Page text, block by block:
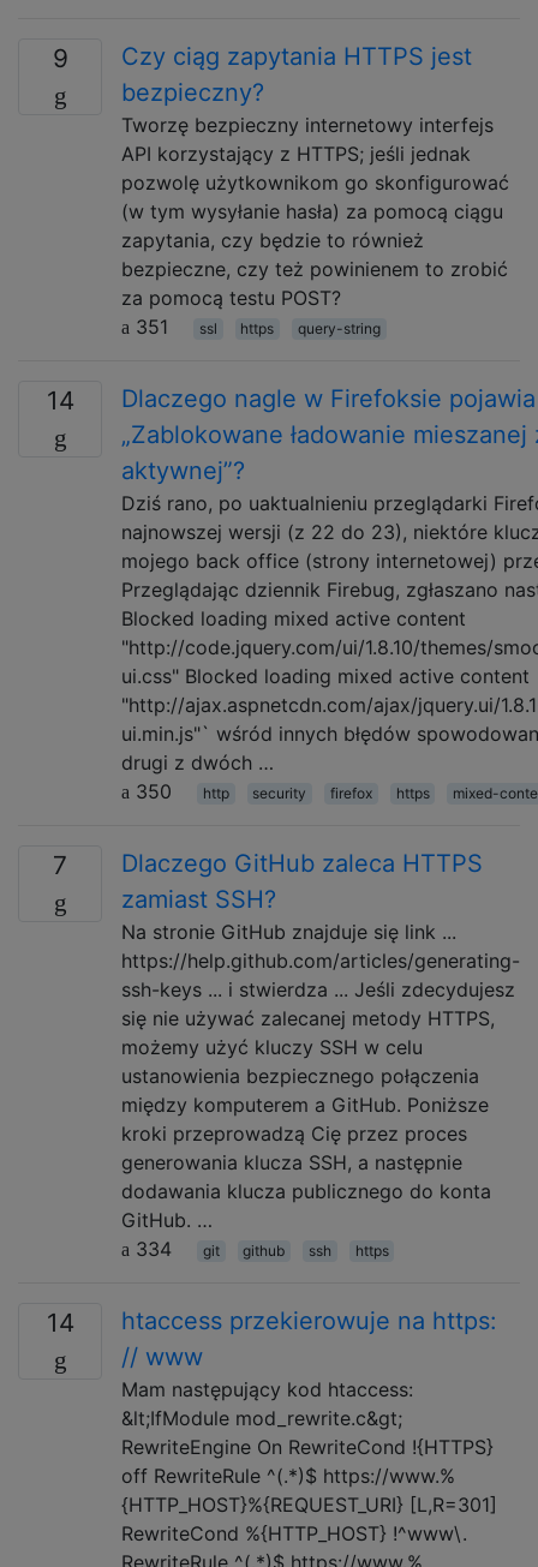
9
Czy ciąg zapytania HTTPS jest
bezpieczny?
Tworzę bezpieczny internetowy interfejs
API korzystający z HTTPS; jeśli jednak
pozwolę użytkownikom go skonfigurować
(w tym wysyłanie hasła) za pomocą ciągu
zapytania, czy będzie to również
bezpieczne, czy też powinienem to zrobić
za pomocą testu POST?
351
ssl https query-string
14
Dlaczego nagle w Firefoksie
„Zablokowane ładowanie
aktywnej”?
Dziś rano, po uaktualnieniu przeglądarki
najnowszej wersji (z 22 do 23), niektóre
mojego back office (strony internetowej)
Przeglądając dziennik Firebug, zgłaszano
Blocked loading mixed active content
"http://code.jquery.com/ui/1.8.10/themes/
ui.css" Blocked loading mixed active content
"http://ajax.aspnetcdn.com/ajax/jquery.ui/
ui.min.js"` wśród innych błędów
drugi z dwóch …
350
http security firefox https mixed-
7
Dlaczego GitHub zaleca HTTPS
zamiast SSH?
Na stronie GitHub znajduje się link ...
https://help.github.com/articles/generating-
ssh-keys ... i stwierdza ... Jeśli zdecydujesz
się nie używać zalecanej metody HTTPS,
możemy użyć kluczy SSH w celu
ustanowienia bezpiecznego połączenia
między komputerem a GitHub. Poniższe
kroki przeprowadzą Cię przez proces
generowania klucza SSH, a następnie
dodawania klucza publicznego do konta
GitHub. …
334
git github ssh https
14
htaccess przekierowuje na https:
// www
Mam następujący kod htaccess:
&lt;IfModule mod_rewrite.c&gt;
RewriteEngine On RewriteCond !{HTTPS}
off RewriteRule ^(.*)$ https://www.%
{HTTP_HOST}%{REQUEST_URI} [L,R=301]
RewriteCond %{HTTP_HOST} !^www\.
RewriteRule ^(.*)$ https://www.%